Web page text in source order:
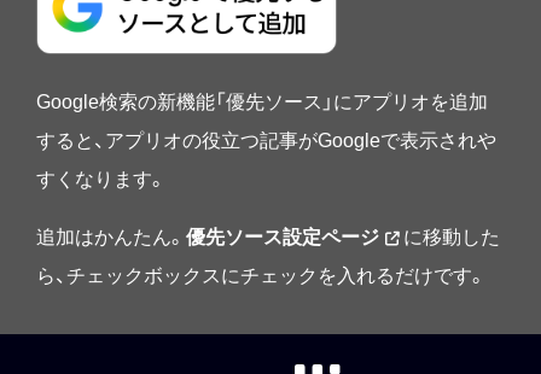
Google検索の新機能「優先ソース」にアプリオを追加
すると、アプリオの役立つ記事がGoogleで表示されや
すくなります。
追加はかんたん。 優先ソース設定ページ
に移動した
ら、チェックボックスにチェックを入れるだけです。